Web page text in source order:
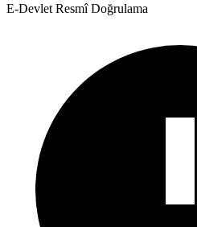
E-Devlet Resmî Doğrulama